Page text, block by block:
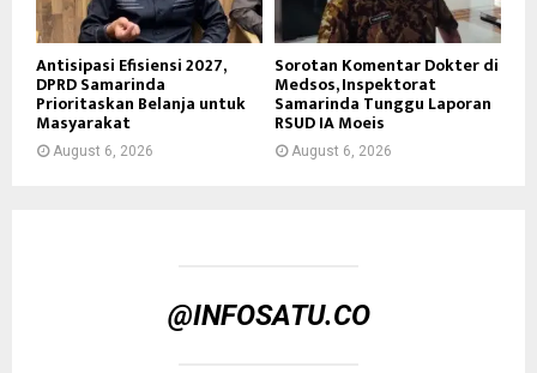
Antisipasi Efisiensi 2027,
DPRD Samarinda
Prioritaskan Belanja untuk
Masyarakat
August 6, 2026
Sorotan Komentar Dokter di
Medsos, Inspektorat
Samarinda Tunggu Laporan
RSUD IA Moeis
August 6, 2026
@INFOSATU.CO